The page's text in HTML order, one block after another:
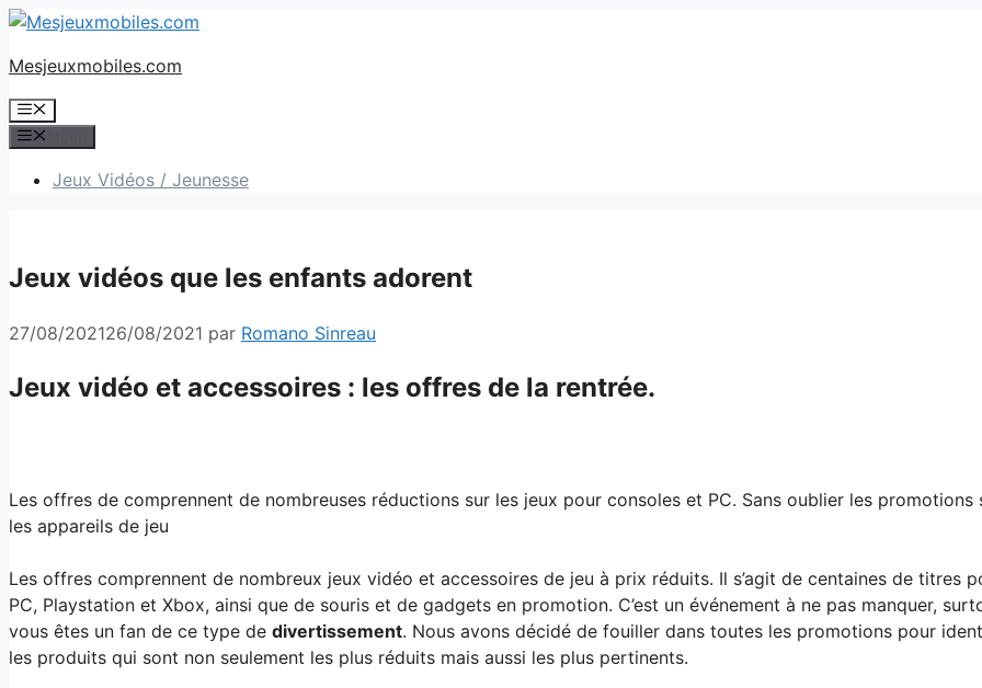
Aller
contenu
Mesjeuxmobiles.com
Menu
Jeux Vidéos / Jeunesse
Jeux vidéos que les enfants adorent
27/08/202126/08/2021 par Romano Sinreau
Jeux vidéo et accessoires : les offres de la rentrée.
Les offres de comprennent de nombreuses réductions sur les jeux pour consoles et PC. Sans oublier les promotions
les appareils de jeu
Les offres comprennent de nombreux jeux vidéo et accessoires de jeu à prix réduits. Il s’agit de centaines de titres
PC, Playstation et Xbox, ainsi que de souris et de gadgets en promotion. C’est un événement à ne pas manquer,
vous êtes un fan de ce type de divertissement. Nous avons décidé de fouiller dans toutes les promotions pour
les produits qui sont non seulement les plus réduits mais aussi les plus pertinents.